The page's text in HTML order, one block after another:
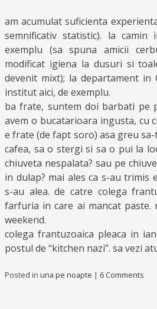
am acumulat suficienta
semnificativ statistic). la camin
exemplu (sa spuna amicii
modificat igiena la dusuri si
devenit mixt); la departament in
institut aici, de exemplu.
ba frate, suntem doi barbati pe
avem o bucatarioara ingusta, cu
e frate (de fapt soro) asa greu
cafea, sa o stergi si sa o pui la
chiuveta nespalata? sau pe
in dulap? mai ales ca s-au trimis
s-au alea. de catre colega
farfuria in care ai mancat paste.
weekend.
colega frantuzoaica pleaca in
postul de “kitchen nazi”. sa vezi
Posted in una pe noapte | 6 Comments